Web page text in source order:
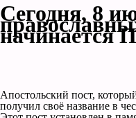
Сегодня, 8
начинается
Апостольский пост,
получил своё название в